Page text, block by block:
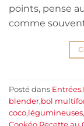
points, pense
comme
Posté dans Entrées,
blender,bol
coco,légumineuses,